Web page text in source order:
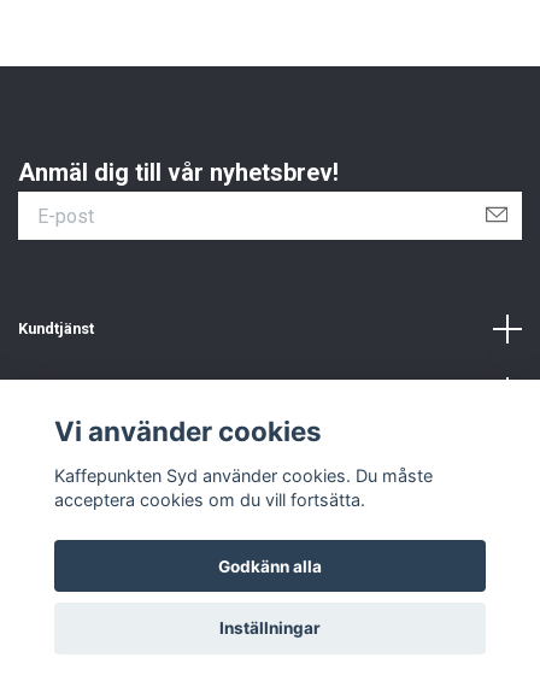
Anmäl dig till vår nyhetsbrev!
Kundtjänst
© 2026 Kaffepunkten Syd
Vi använder cookies
Kaffepunkten Syd använder cookies. Du måste
acceptera cookies om du vill fortsätta.
Godkänn alla
Inställningar